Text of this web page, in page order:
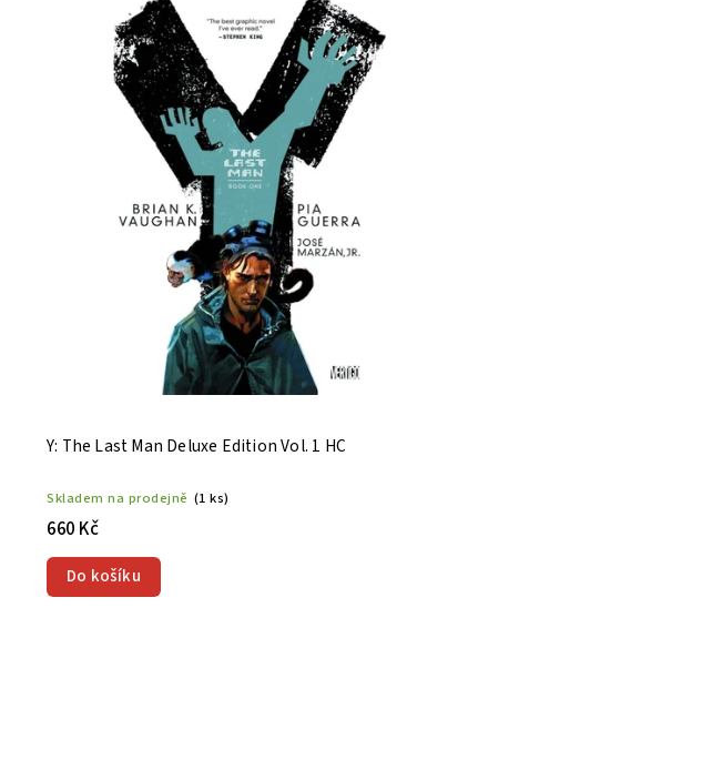
Nejprodávanější
Abecedně
Y: The Last Man Deluxe Edition Vol. 1 HC
Skladem na prodejně (1 ks)
660 Kč
Do košíku